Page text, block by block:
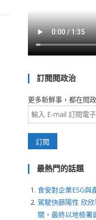
訂閱閱政治
更多新鮮事，都在閱
最熱門的話題
食安對企業ESG與
駕駛快篩陽性 欣
關，最終以地檢署